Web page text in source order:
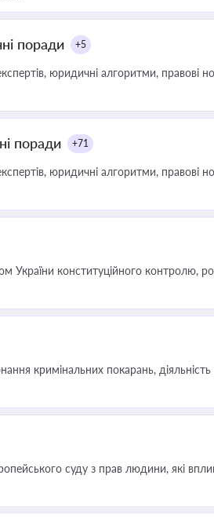
поради +5
юридичні алгоритми, правові
поради +71
юридичні алгоритми, правові
України конституційного контролю,
кримінальних покарань, діяльність
суду з прав людини, які